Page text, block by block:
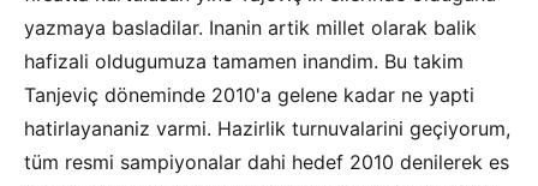
yazmaya basladilar. Inanin artik millet olarak balik
hafizali oldugumuza tamamen inandim. Bu takim
Tanjeviç döneminde 2010'a gelene kadar ne yapti
hatirlayananiz varmi. Hazirlik turnuvalarini geçiyorum,
tüm resmi sampiyonalar dahi hedef 2010 denilerek es